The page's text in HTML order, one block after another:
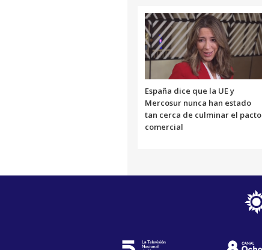
España dice que la UE y
Mercosur nunca han estado
tan cerca de culminar el pacto
comercial